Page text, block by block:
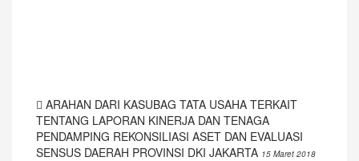
ARAHAN DARI KASUBAG TATA USAHA TERKAIT
TENTANG LAPORAN KINERJA DAN TENAGA
PENDAMPING REKONSILIASI ASET DAN EVALUASI
SENSUS DAERAH PROVINSI DKI JAKARTA 15 Maret 2018